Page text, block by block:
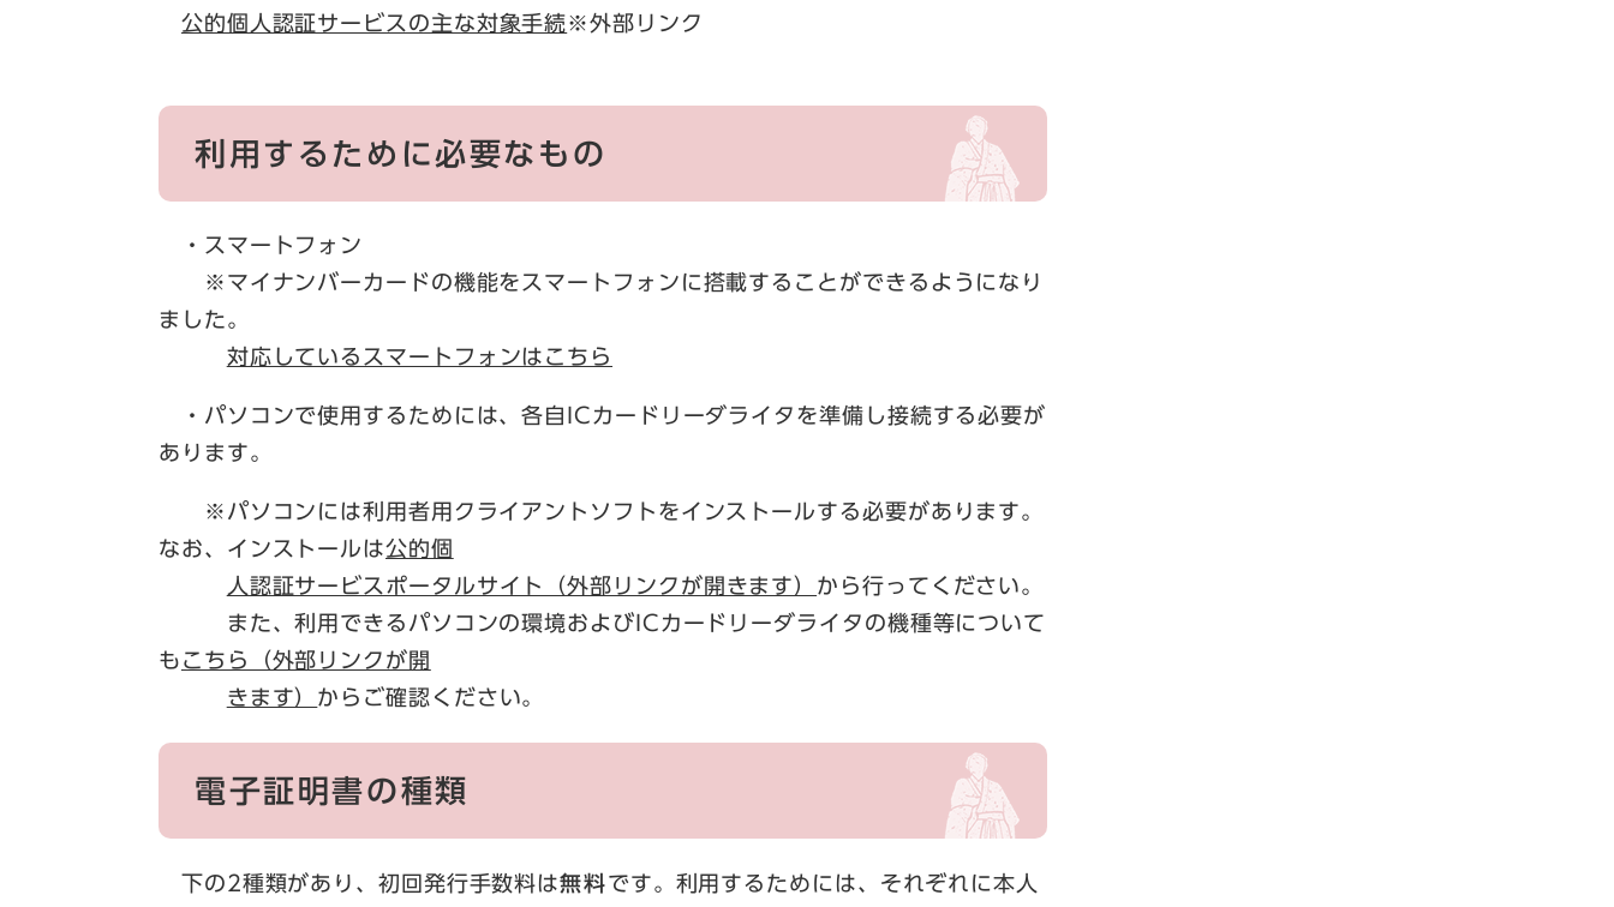
公的個人認証サービスの主な対象手続※外部リンク
利用するために必要なもの
・スマートフォン
※マイナンバーカードの機能をスマートフォンに搭載することができるようになり
ました。
対応しているスマートフォンはこちら
・パソコンで使用するためには、各自ICカードリーダライタを準備し接続する必要が
あります。
※パソコンには利用者用クライアントソフトをインストールする必要があります。
なお、インストールは公的個
人認証サービスポータルサイト（外部リンクが開きます） から行ってください。
また、利用できるパソコンの環境およびICカードリーダライタの機種等について
も こちら（外部リンクが開
きます） からご確認ください。
電子証明書の種類
下の2種類があり、初回発行手数料は無料です。利用するためには、それぞれに本人